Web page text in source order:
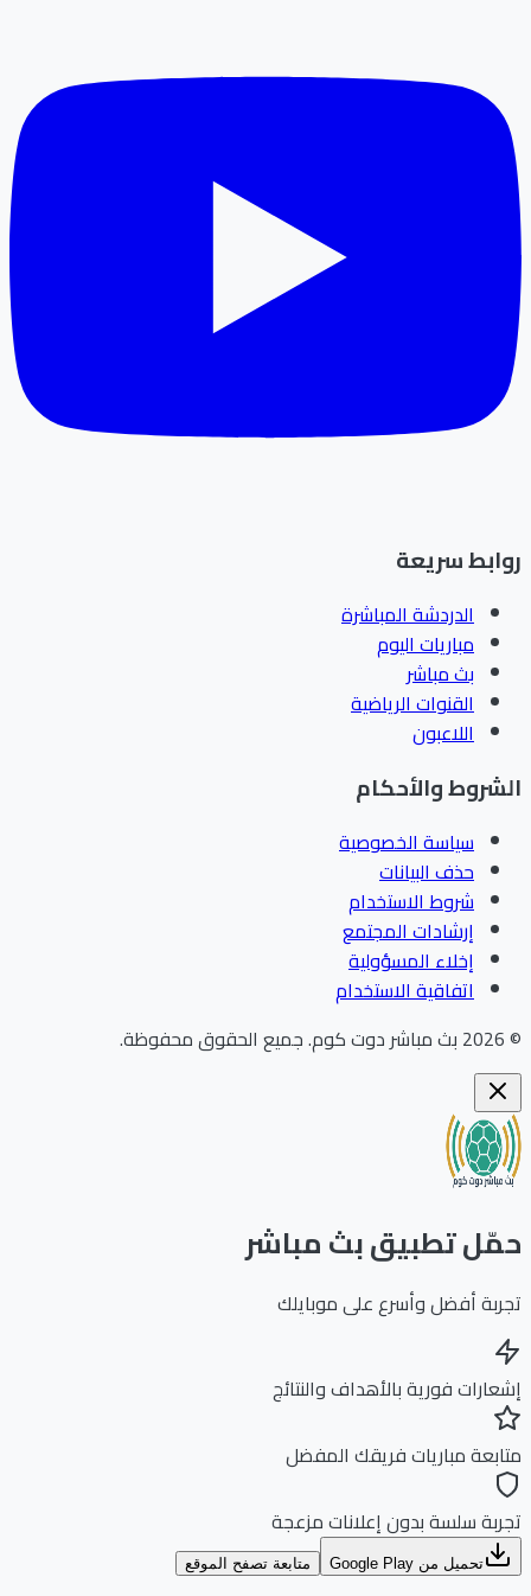
سريعة
الدردشة المباشرة
مباريات اليوم
بث مباشر
القنوات الرياضية
اللاعبون
والأحكام
سياسة الخصوصية
حذف البيانات
شروط الاستخدام
إرشادات المجتمع
إخلاء المسؤولية
اتفاقية الاستخدام
بث مباشر دوت كوم.جميع الحقوق محفوظة.
تطبيق بث مباشر
أفضل وأسرع على موبايلك
فورية بالأهداف والنتائج
مباريات فريقك المفضل
سلسة بدون إعلانات مزعجة
تحميل من Google Play متابعة تصفح الموقع